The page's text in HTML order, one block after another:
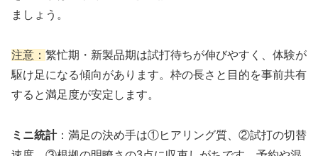
ましょう。
注意： 繁忙期・新製品期は試打待ちが伸びやすく、体験が
駆け足になる傾向があります。枠の長さと目的を事前共有
すると満足度が安定します。
ミニ統計：満足の決め手は①ヒアリング質、②試打の切替